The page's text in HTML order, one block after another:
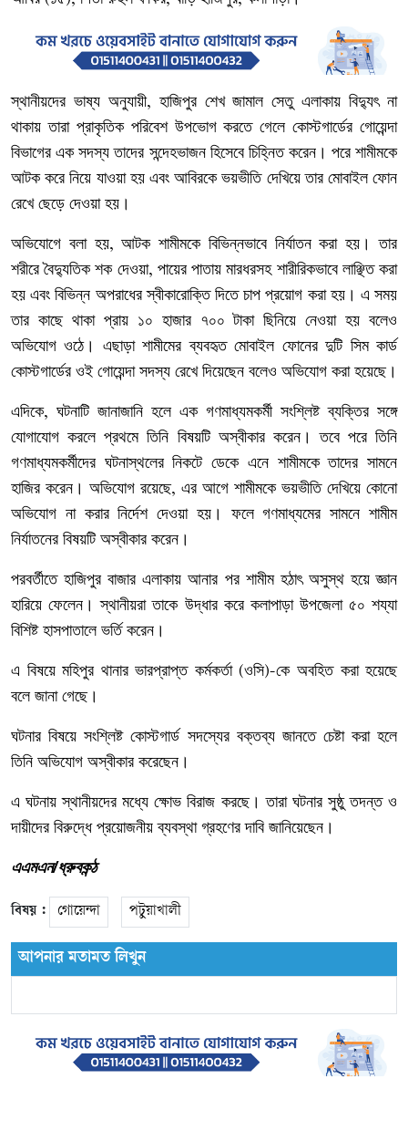
স্থানীয়দের ভাষ্য অনুযায়ী, হাজিপুর শেখ জামাল সেতু এলাকায় বিদ্যুৎ না
থাকায় তারা প্রাকৃতিক পরিবেশ উপভোগ করতে গেলে কোস্টগার্ডের গোয়েন্দা
বিভাগের এক সদস্য তাদের সন্দেহভাজন হিসেবে চিহ্নিত করেন। পরে শামীমকে
আটক করে নিয়ে যাওয়া হয় এবং আবিরকে ভয়ভীতি দেখিয়ে তার মোবাইল ফোন
রেখে ছেড়ে দেওয়া হয়।
অভিযোগে বলা হয়,আটক শামীমকে বিভিন্নভাবে নির্যাতন করা হয়।
তার
শরীরে বৈদ্যুতিক শক দেওয়া, পায়ের পাতায় মারধরসহ শারীরিকভাবে লাঞ্ছিত করা
হয় এবং বিভিন্ন অপরাধের স্বীকারোক্তি দিতে চাপ প্রয়োগ করা হয়। এ সময়
তার কাছে থাকা প্রায় ১০ হাজার ৭০০ টাকা ছিনিয়ে নেওয়া হয় বলেও
অভিযোগ ওঠে। এছাড়া শামীমের ব্যবহৃত মোবাইল ফোনের দুটি সিম কার্ড
কোস্টগার্ডের ওই গোয়েন্দা সদস্য রেখে দিয়েছেন বলেও অভিযোগ করা হয়েছে।
এদিকে, ঘটনাটি জানাজানি হলে এক গণমাধ্যমকর্মী সংশ্লিষ্ট ব্যক্তির সঙ্গে
যোগাযোগ করলে প্রথমে তিনি বিষয়টি অস্বীকার করেন। তবে পরে তিনি
গণমাধ্যমকর্মীদের ঘটনাস্থলের নিকটে ডেকে এনে শামীমকে তাদের সামনে
হাজির করেন। অভিযোগ রয়েছে, এর আগে শামীমকে ভয়ভীতি দেখিয়ে কোনো
অভিযোগ না করার নির্দেশ দেওয়া হয়। ফলে গণমাধ্যমের সামনে শামীম
নির্যাতনের বিষয়টি অস্বীকার করেন।
পরবর্তীতে হাজিপুর বাজার এলাকায় আনার পর শামীম হঠাৎ অসুস্থ হয়ে জ্ঞান
হারিয়ে ফেলেন। স্থানীয়রা তাকে উদ্ধার করে কলাপাড়া উপজেলা ৫০ শয্যা
বিশিষ্ট হাসপাতালে ভর্তি করেন।
এ বিষয়ে মহিপুর থানার ভারপ্রাপ্ত কর্মকর্তা(ওসি)-কে অবহিত করা হয়েছে
বলে জানা গেছে।
ঘটনার বিষয়ে সংশ্লিষ্ট কোস্টগার্ড সদস্যের বক্তব্য জানতে চেষ্টা করা হলে
তিনি অভিযোগ অস্বীকার করেছেন।
এ ঘটনায় স্থানীয়দের মধ্যে ক্ষোভ বিরাজ করছে। তারা ঘটনার সুষ্ঠু তদন্ত ও
দায়ীদের বিরুদ্ধে প্রয়োজনীয় ব্যবস্থা গ্রহণের দাবি জানিয়েছেন।
এএমএন/ধ্রুবকন্ঠ
বিষয় : গোয়েন্দা পটুয়াখালী
আপনার মতামত লিখুন